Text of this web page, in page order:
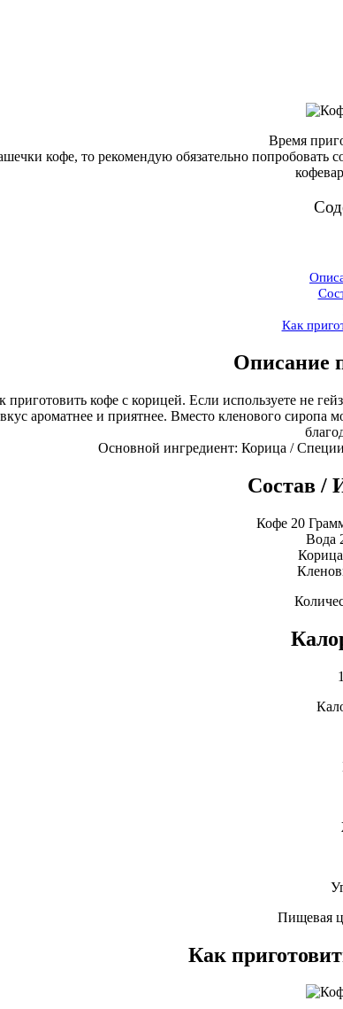
Время
кофе, то рекомендую обязательно попробовать
Как
Описание
кофе с корицей. Если используете не
ароматнее и приятнее. Вместо кленового
Основной ингредиент: Корица /
Состав /
Кофе 20
Вода
Пищевая
Как